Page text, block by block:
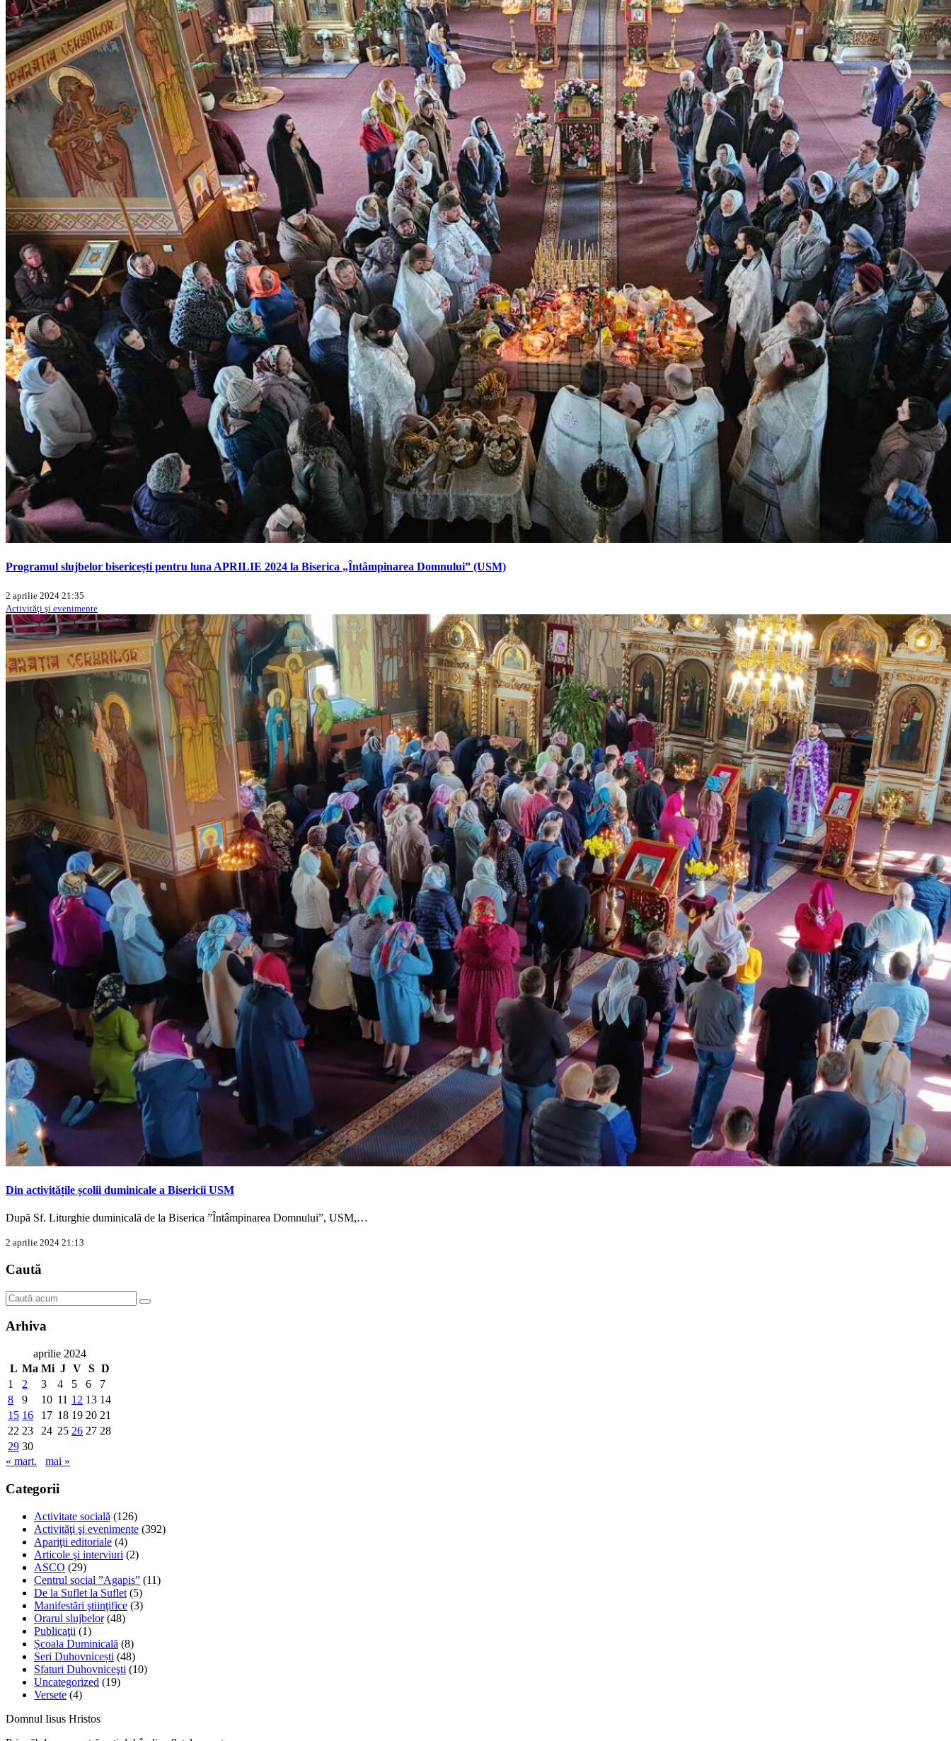
Programul slujbelor bisericești pentru luna APRILIE 2024 la Biserica „Întâmpinarea Domnului” (USM)
2 aprilie 2024 21:35
Activităţi şi evenimente
Din activitățile școlii duminicale a Bisericii USM
După Sf. Liturghie duminicală de la Biserica ”Întâmpinarea Domnului”, USM,…
2 aprilie 2024 21:13
Caută
Arhiva
aprilie 2024
L Ma Mi J V S D
1
2 3 4 5 6
7
8
9 10 11 12 13 14
15 16 17 18 19 20 21
22 23 24 25 26 27 28
29 30
« mart.
mai »
Categorii
Activitate socială (126)
Activităţi şi evenimente (392)
Apariţii editoriale (4)
Articole şi interviuri (2)
ASCO (29)
Centrul social ”Agapis” (11)
De la Suflet la Suflet (5)
Manifestări ştiinţifice (3)
Orarul slujbelor(48)
Publicaţii (1)
Școala Duminicală (8)
Seri Duhovnicești (48)
Sfaturi Duhovniceşti (10)
Uncategorized (19)
Versete (4)
Domnul Iisus Hristos